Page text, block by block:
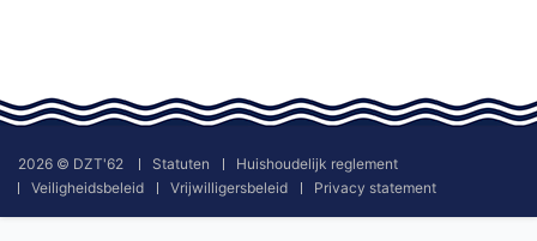
2026 © DZT'62 Statuten
Huishoudelijk reglement
Veiligheidsbeleid
Vrijwilligersbeleid Privacy statement